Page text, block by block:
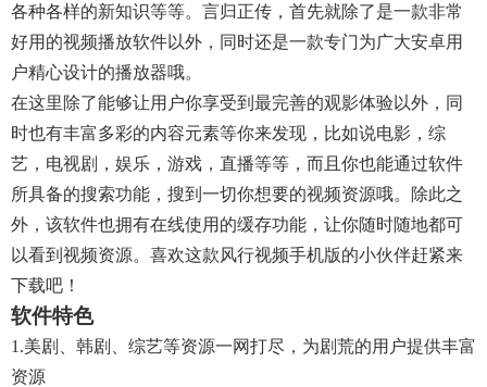
各种各样的新知识等等。言归正传，首先就除了是一款非常
好用的视频播放软件以外，同时还是一款专门为广大安卓用
户精心设计的播放器哦。
在这里除了能够让用户你享受到最完善的观影体验以外，同
时也有丰富多彩的内容元素等你来发现，比如说电影，综
艺，电视剧，娱乐，游戏，直播等等，而且你也能通过软件
所具备的搜索功能，搜到一切你想要的视频资源哦。除此之
外，该软件也拥有在线使用的缓存功能，让你随时随地都可
以看到视频资源。喜欢这款风行视频手机版的小伙伴赶紧来
下载吧！
软件特色
1.美剧、韩剧、综艺等资源一网打尽，为剧荒的用户提供丰富
资源